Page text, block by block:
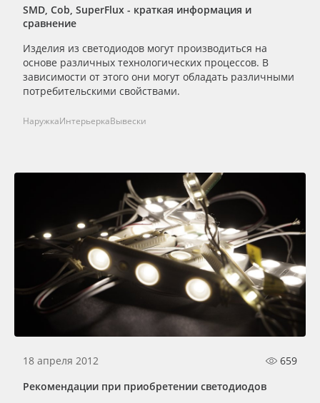
SMD, Cob, SuperFlux - краткая информация и
сравнение
Изделия из светодиодов могут производиться на
основе различных технологических процессов. В
зависимости от этого они могут обладать различными
потребительскими свойствами.
НаружкаИнтерьеркаВывески
18 апреля 2012
659
Рекомендации при приобретении светодиодов